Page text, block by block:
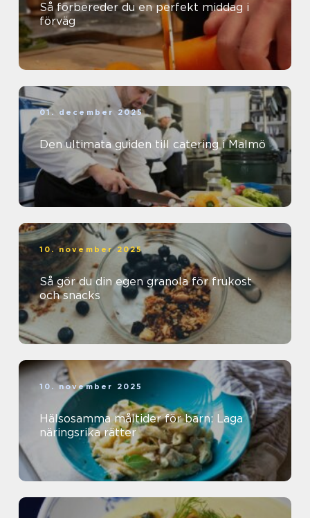
Så förbereder du en perfekt middag i
förväg
01. december 2025
Den ultimata guiden till catering i Malmö
10. november 2025
Så gör du din egen granola för frukost
och snacks
10. november 2025
Hälsosamma måltider för barn: Laga
näringsrika rätter